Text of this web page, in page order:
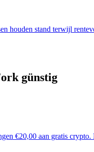
houden stand terwijl
günstig
€20,00 aan gratis crypto.